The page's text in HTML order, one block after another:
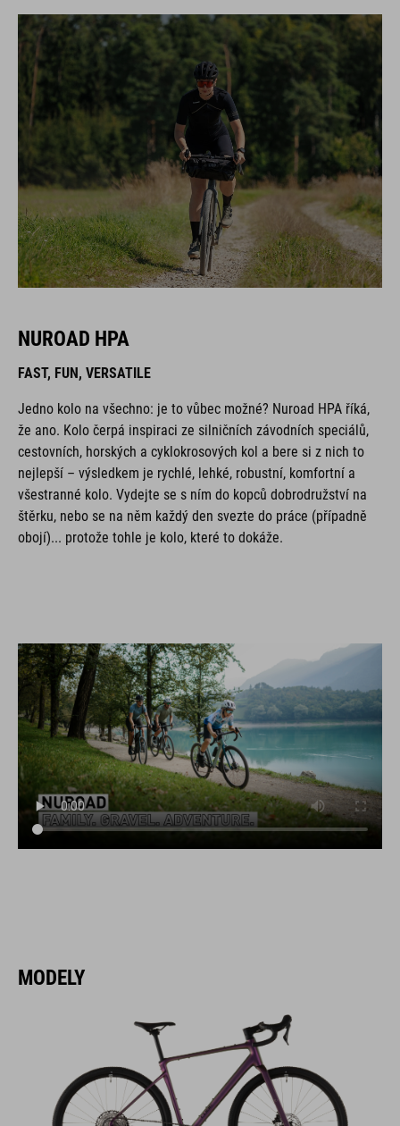
NUROAD HPA
FAST, FUN, VERSATILE
Jedno kolo na všechno: je to vůbec možné? Nuroad HPA říká,
že ano. Kolo čerpá inspiraci ze silničních závodních speciálů,
cestovních, horských a cyklokrosových kol a bere si z nich to
nejlepší – výsledkem je rychlé, lehké, robustní, komfortní a
všestranné kolo. Vydejte se s ním do kopců dobrodružství na
štěrku, nebo se na něm každý den svezte do práce (případně
obojí)... protože tohle je kolo, které to dokáže.
MODELY